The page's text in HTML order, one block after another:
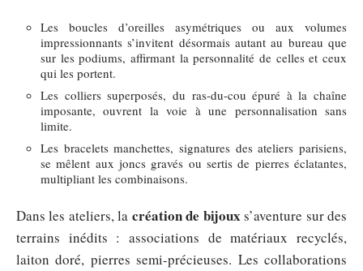
Les boucles d’oreilles asymétriques ou aux volumes
impressionnants s’invitent désormais autant au bureau que
sur les podiums, affirmant la personnalité de celles et ceux
qui les portent.
Les colliers superposés, du ras-du-cou épuré à la chaîne
imposante, ouvrent la voie à une personnalisation sans
limite.
Les bracelets manchettes, signatures des ateliers parisiens,
se mêlent aux joncs gravés ou sertis de pierres éclatantes,
multipliant les combinaisons.
Dans les ateliers, la création de bijoux s’aventure sur des
terrains inédits : associations de matériaux recyclés,
laiton doré, pierres semi-précieuses. Les collaborations